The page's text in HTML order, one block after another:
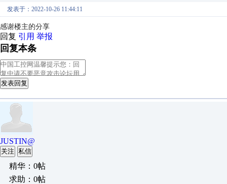
发表于：2022-10-26 11:44:11
感谢楼主的分享
回复 引用 举报
回复本条
发表回复
JUSTIN@
关注 私信
精华：0帖
求助：0帖